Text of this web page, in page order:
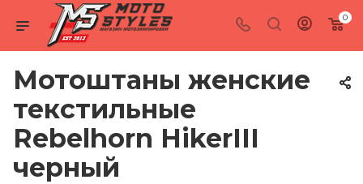
0
Мотоштаны женские
текстильные
Rebelhorn HikerIII
черный